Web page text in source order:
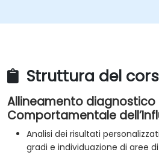
Struttura del
Allineamento diagnostico
Comportamentale
Analisi dei risultati
gradi e individuazione di aree